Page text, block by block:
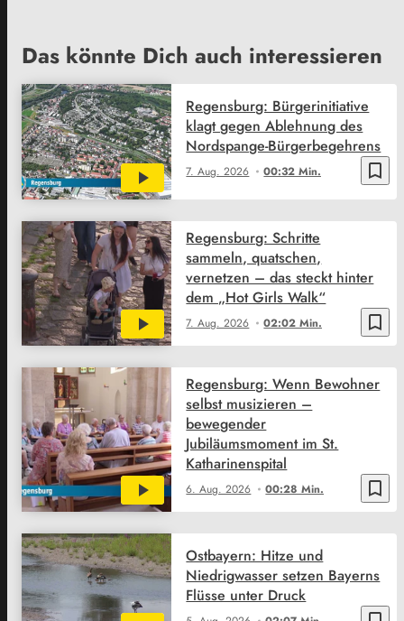
Das könnte Dich auch interessieren
bookmark_border
7. Aug. 2026 00:32 Min.
Regensburg: Bürgerinitiative
klagt gegen Ablehnung des
Nordspange-Bürgerbegehrens
bookmark_border
7. Aug. 2026 02:02 Min.
Regensburg: Schritte
sammeln, quatschen,
vernetzen – das steckt hinter
dem „Hot Girls Walk“
bookmark_border
6. Aug. 2026 00:28 Min.
Regensburg: Wenn Bewohner
selbst musizieren –
bewegender
Jubiläumsmoment im St.
Katharinenspital
Ostbayern: Hitze und
Niedrigwasser setzen Bayerns
Flüsse unter Druck